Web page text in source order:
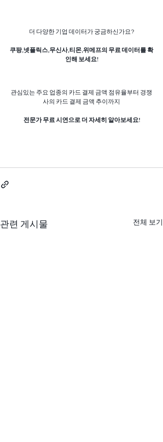
더 다양한 기업 데이터가 궁금하신가요?
쿠팡,넷플릭스,무신사,티몬,위메프의 무료 데이터를 확
인해 보세요!
관심있는 주요 업종의 카드 결제 금액 점유율부터 경쟁
사의 카드 결제 금액 추이까지
전문가 무료 시연으로 더 자세히 알아보세요!
관련 게시물 전체 보기